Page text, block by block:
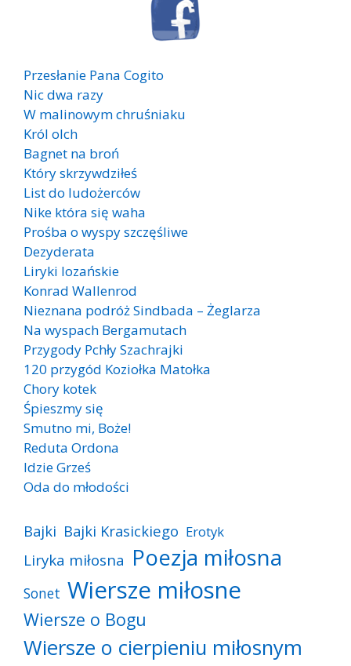
Przesłanie Pana Cogito
Nic dwa razy
W malinowym chruśniaku
Król olch
Bagnet na broń
Który skrzywdziłeś
List do ludożerców
Nike która się waha
Prośba o wyspy szczęśliwe
Dezyderata
Liryki lozańskie
Konrad Wallenrod
Nieznana podróż Sindbada – Żeglarza
Na wyspach Bergamutach
Przygody Pchły Szachrajki
120 przygód Koziołka Matołka
Chory kotek
Śpieszmy się
Smutno mi, Boże!
Reduta Ordona
Idzie Grześ
Oda do młodości
Bajki Bajki Krasickiego Erotyk
Liryka miłosna Poezja miłosna
Sonet Wiersze miłosne
Wiersze o Bogu
Wiersze o cierpieniu miłosnym